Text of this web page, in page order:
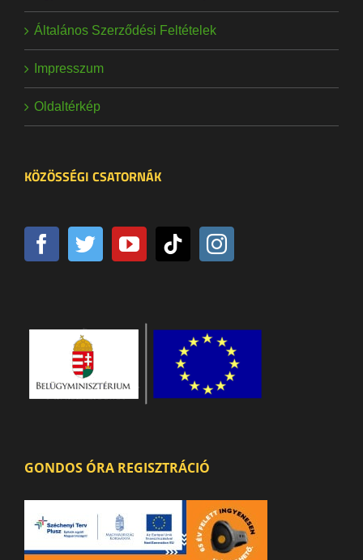
Általános Szerződési Feltételek
Impresszum
Oldaltérkép
KÖZÖSSÉGI CSATORNÁK
GONDOS ÓRA REGISZTRÁCIÓ